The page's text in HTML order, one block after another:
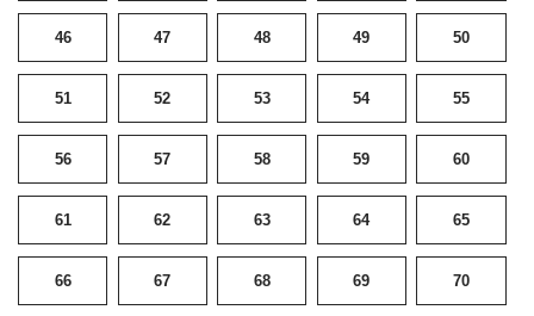
46 47 48 49 50
51 52 53 54 55
56 57 58 59 60
61 62 63 64 65
66 67 68 69 70